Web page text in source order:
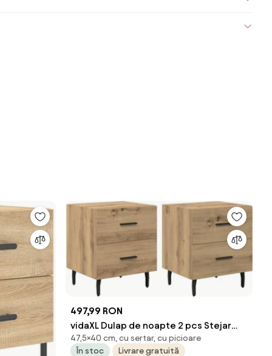
497,99 RON
vidaXL Dulap de noapte 2 pcs Stejar
Artizanal 40 x 35 x 47,5 cm
47,5×40 cm, cu sertar, cu picioare
În stoc
Livrare gratuită